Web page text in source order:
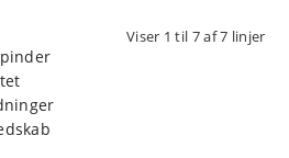
Viser 1 til 7 af 7 linjer